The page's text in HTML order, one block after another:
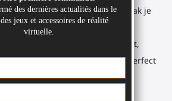
ook makkelijk te beheersen
: Pak je
snel de perfecte kalibratie.
: Elke keer dat je speelt,
het is om snel een perfect
te voeren.